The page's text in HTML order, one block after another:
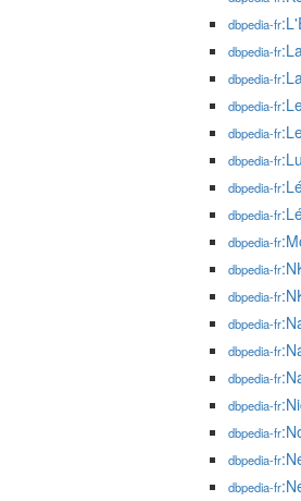
dbpedia-fr
dbpedia-fr
dbpedia-fr
dbpedia-fr
dbpedia-fr
dbpedia-fr
dbpedia-fr
dbpedia-fr
dbpedia-fr
dbpedia-fr
dbpedia-fr
dbpedia-fr
dbpedia-fr
dbpedia-fr
dbpedia-fr
dbpedia-fr
dbpedia-fr
dbpedia-fr